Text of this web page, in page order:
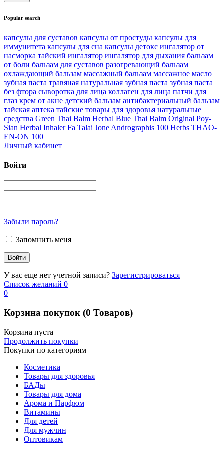
Popular search
капсулы для суставов капсулы от простуды капсулы для
иммунитета капсулы для сна капсулы детокс ингалятор от
насморка тайский ингалятор ингалятор для дыхания бальзам
от боли бальзам для суставов разогревающий бальзам
охлаждающий бальзам массажный бальзам массажное масло
зубная паста травяная натуральная зубная паста зубная паста
без фтора сыворотка для лица коллаген для лица патчи для
глаз крем от акне детский бальзам антибактериальный бальзам
тайская аптека тайские товары для здоровья натуральные
средства Green Thai Balm Herbal Blue Thai Balm Original Poy-
Sian Herbal Inhaler Fa Talai Jone Andrographis 100 Herbs THAO-
EN-ON 100
Личный кабинет
Войти
Забыли пароль?
Запомнить меня
У вас еще нет учетной записи? Зарегистрироваться
Список желаний 0
0
Корзина покупок (0 Товаров)
Корзина пуста
Продолжить покупки
Покупки по категориям
Косметика
Товары для здоровья
БАДы
Товары для дома
Арома и Парфюм
Витамины
Для детей
Для мужчин
Оптовикам